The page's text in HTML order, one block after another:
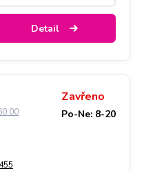
Detail
00
Zavřeno
Po-Ne: 8-20